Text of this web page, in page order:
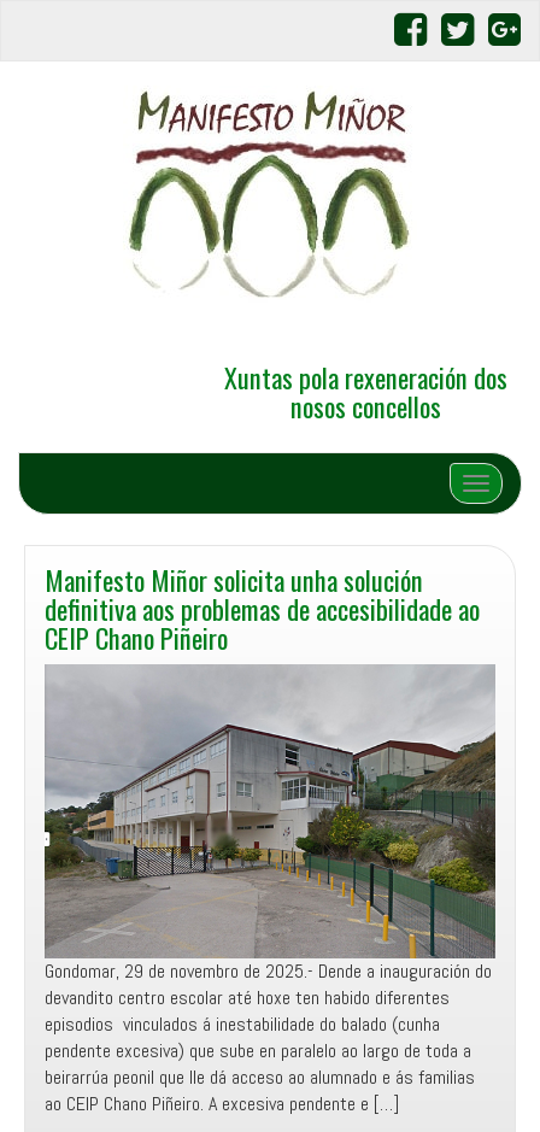
Xuntas pola rexeneración dos
nosos concellos
Alternar
Manifesto Miñor solicita unha solución
definitiva aos problemas de accesibilidade ao
CEIP Chano Piñeiro
Gondomar, 29 de novembro de 2025.- Dende a inauguración do
devandito centro escolar até hoxe ten habido diferentes
episodios vinculados á inestabilidade do balado (cunha
pendente excesiva) que sube en paralelo ao largo de toda a
beirarrúa peonil que lle dá acceso ao alumnado e ás familias
ao CEIP Chano Piñeiro. A excesiva pendente e […]